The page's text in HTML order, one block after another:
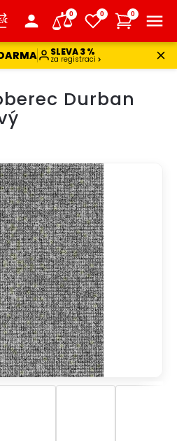
SLEVA 3 %
za registraci
0 0 0
Durban